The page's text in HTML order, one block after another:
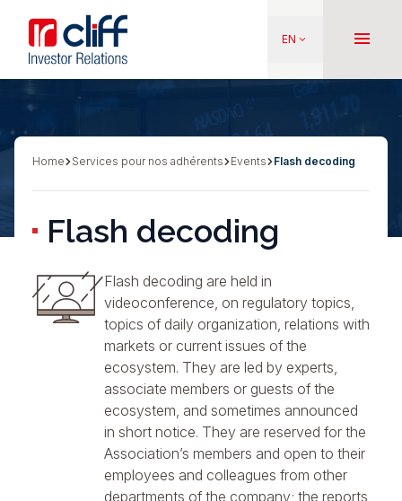
main
content
Aller directement au contenu
EN keyboard_arrow_down menu
Breadcrumb
Home Services pour nos adhérents Events Flash decoding
Flash decoding
Flash decoding are held in
videoconference, on regulatory topics,
topics of daily organization, relations with
markets or current issues of the
ecosystem. They are led by experts,
associate members or guests of the
ecosystem, and sometimes announced
in short notice. They are reserved for the
Association’s members and open to their
employees and colleagues from other
departments of the company; the reports